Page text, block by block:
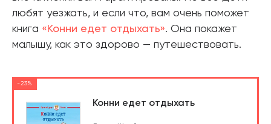
любят уезжать, и если что, вам очень поможет
книга «Конни едет отдыхать». Она покажет
малышу, как это здорово — путешествовать.
-23%
Конни едет отдыхать